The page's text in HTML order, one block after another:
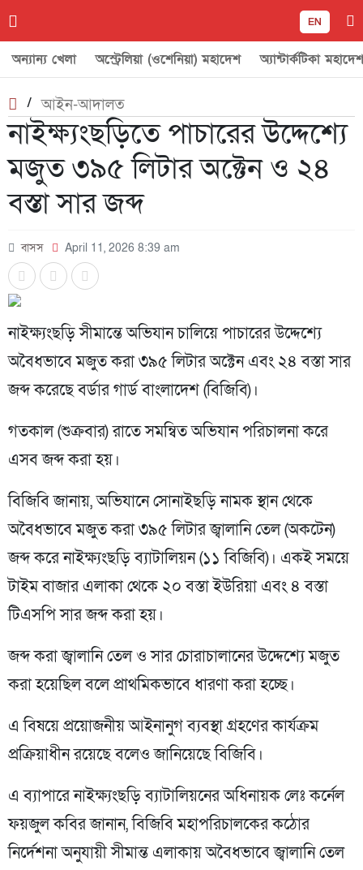
EN
অন্যান্য খেলা অস্ট্রেলিয়া (ওশেনিয়া) মহাদেশ অ্যান্টার্কটিকা মহাদেশ
/আইন-আদালত
নাইক্ষ্যংছড়িতে পাচারের উদ্দেশ্যে
মজুত ৩৯৫ লিটার অক্টেন ও ২৪
বস্তা সার জব্দ
বাসস April 11, 2026 8:39 am
নাইক্ষ্যংছড়ি সীমান্তে অভিযান চালিয়ে পাচারের উদ্দেশ্যে
অবৈধভাবে মজুত করা ৩৯৫ লিটার অক্টেন এবং ২৪ বস্তা সার
জব্দ করেছে বর্ডার গার্ড বাংলাদেশ (বিজিবি)।
গতকাল (শুক্রবার) রাতে সমন্বিত অভিযান পরিচালনা করে
এসব জব্দ করা হয়।
বিজিবি জানায়, অভিযানে সোনাইছড়ি নামক স্থান থেকে
অবৈধভাবে মজুত করা ৩৯৫ লিটার জ্বালানি তেল (অকটেন)
জব্দ করে নাইক্ষ্যংছড়ি ব্যাটালিয়ন (১১ বিজিবি)। একই সময়ে
টাইম বাজার এলাকা থেকে ২০ বস্তা ইউরিয়া এবং ৪ বস্তা
টিএসপি সার জব্দ করা হয়।
জব্দ করা জ্বালানি তেল ও সার চোরাচালানের উদ্দেশ্যে মজুত
করা হয়েছিল বলে প্রাথমিকভাবে ধারণা করা হচ্ছে।
এ বিষয়ে প্রয়োজনীয় আইনানুগ ব্যবস্থা গ্রহণের কার্যক্রম
প্রক্রিয়াধীন রয়েছে বলেও জানিয়েছে বিজিবি।
এ ব্যাপারে নাইক্ষ্যংছড়ি ব্যাটালিয়নের অধিনায়ক লেঃ কর্নেল
ফয়জুল কবির জানান, বিজিবি মহাপরিচালকের কঠোর
নির্দেশনা অনুযায়ী সীমান্ত এলাকায় অবৈধভাবে জ্বালানি তেল